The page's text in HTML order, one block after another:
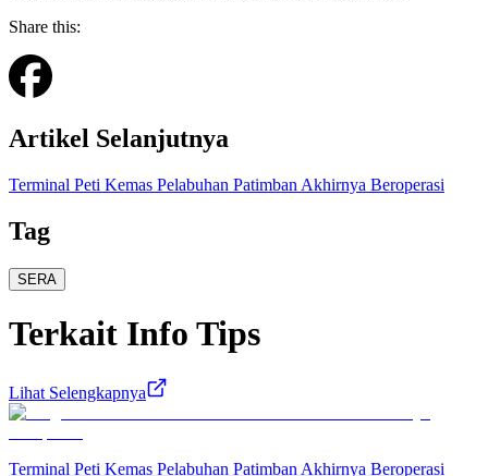
Share this:
Artikel Selanjutnya
Terminal Peti Kemas Pelabuhan Patimban Akhirnya Beroperasi
Tag
SERA
Terkait Info Tips
Lihat Selengkapnya
Terminal Peti Kemas Pelabuhan Patimban Akhirnya Beroperasi